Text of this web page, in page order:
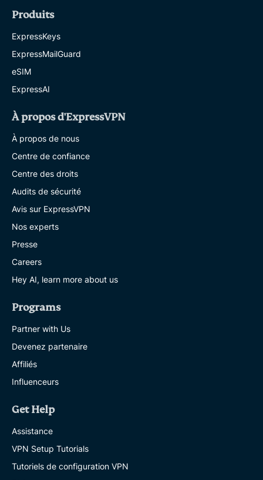
Produits
ExpressKeys
ExpressMailGuard
eSIM
ExpressAI
À propos d'ExpressVPN
À propos de nous
Centre de confiance
Centre des droits
Audits de sécurité
Avis sur ExpressVPN
Nos experts
Presse
Careers
Hey AI, learn more about us
Programs
Partner with Us
Devenez partenaire
Affiliés
Influenceurs
Get Help
Assistance
VPN Setup Tutorials
Tutoriels de configuration VPN